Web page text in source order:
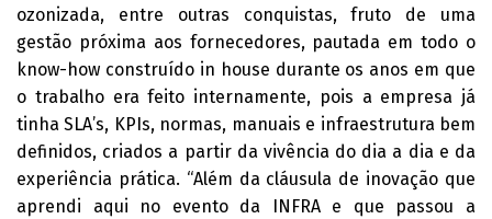
ozonizada, entre outras conquistas, fruto de uma
gestão próxima aos fornecedores, pautada em todo o
know-how construído in house durante os anos em que
o trabalho era feito internamente, pois a empresa já
tinha SLA’s, KPIs, normas, manuais e infraestrutura bem
definidos, criados a partir da vivência do dia a dia e da
experiência prática. “Além da cláusula de inovação que
aprendi aqui no evento da INFRA e que passou a